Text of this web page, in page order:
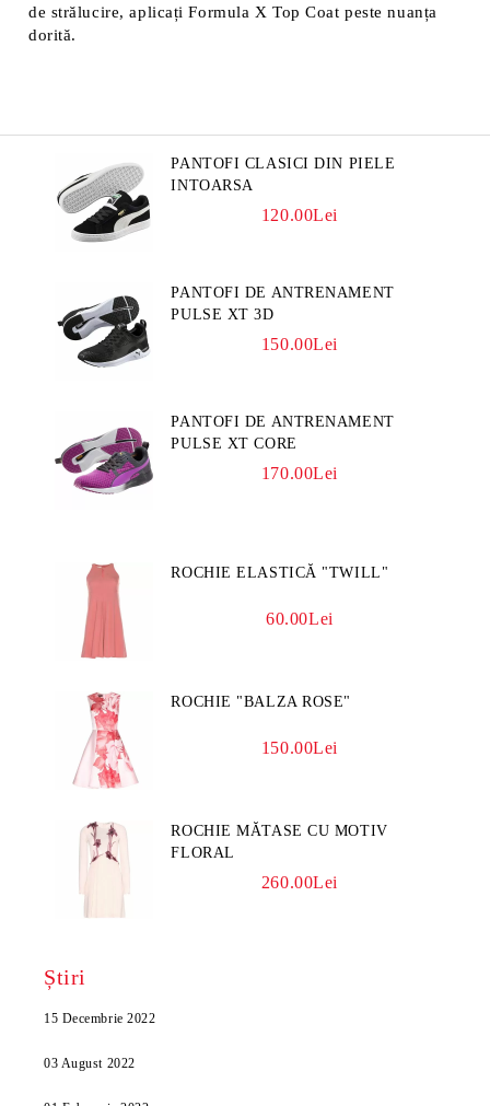
de strălucire, aplicați Formula X Top Coat peste nuanța
dorită.
PANTOFI CLASICI DIN PIELE
INTOARSA
120.00Lei
PANTOFI DE ANTRENAMENT
PULSE XT 3D
150.00Lei
PANTOFI DE ANTRENAMENT
PULSE XT CORE
170.00Lei
ROCHIE ELASTICĂ "TWILL"
60.00Lei
ROCHIE "BALZA ROSE"
150.00Lei
ROCHIE MĂTASE CU MOTIV
FLORAL
260.00Lei
Știri
15 Decembrie 2022
03 August 2022